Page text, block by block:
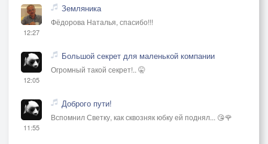
12:27
Земляника
Фёдорова Наталья, спасибо!!!
12:05
Большой секрет для маленькой компании
Огромный такой секрет!.. 🤫
11:55
Доброго пути!
Вспомнил Светку, как сквозняк юбку ей поднял... 😘🌹